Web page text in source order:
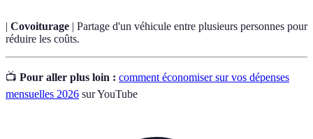
| Covoiturage | Partage d'un véhicule entre plusieurs personnes pour
réduire les coûts.
📺 Pour aller plus loin : comment économiser sur vos dépenses
mensuelles 2026 sur YouTube